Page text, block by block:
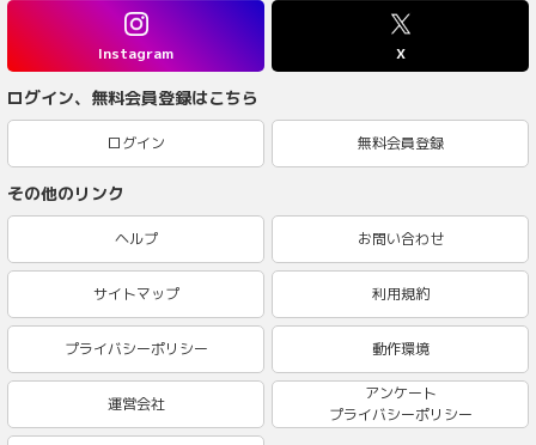
Instagram X
ログイン、無料会員登録はこちら
ログイン 無料会員登録
その他のリンク
ヘルプ お問い合わせ
サイトマップ 利用規約
プライバシーポリシー 動作環境
運営会社
アンケート
プライバシーポリシー